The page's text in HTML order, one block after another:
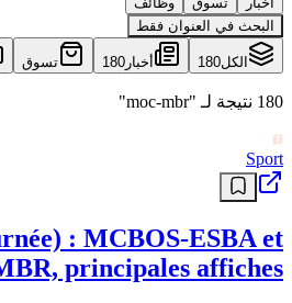
البحث في العنوان فقط
الكل180 أخبار 180 تسوق
180 نتيجة لـ "moc-mbr"
Sport
: MCBOS-ESBA et
principales affiches